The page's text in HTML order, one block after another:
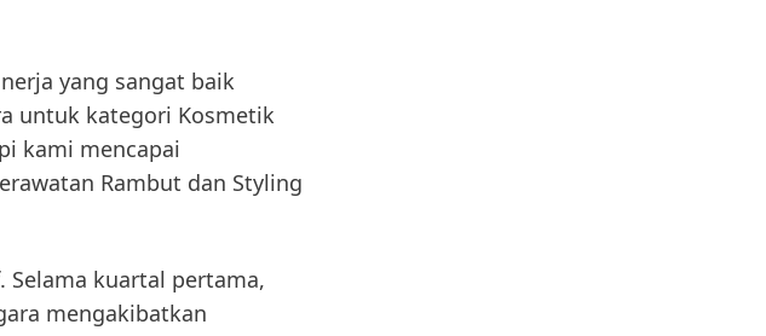
yang sangat baik
untuk kategori Kosmetik
kami mencapai
Rambut dan Styling
Selama kuartal pertama,
mengakibatkan